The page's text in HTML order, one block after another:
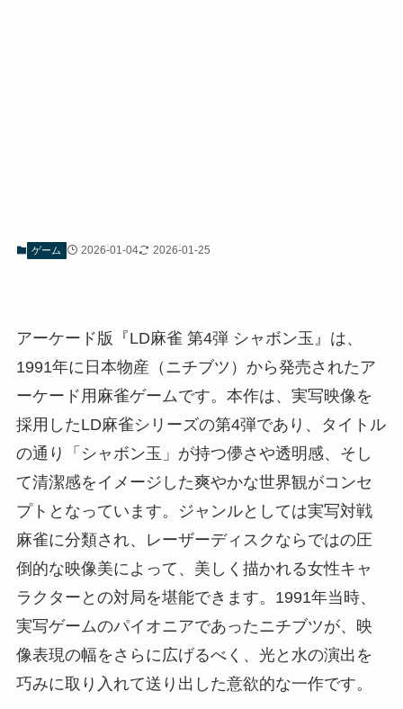
ゲーム 2026-01-04 2026-01-25
アーケード版『LD麻雀 第4弾 シャボン玉』は、
1991年に日本物産（ニチブツ）から発売されたア
ーケード用麻雀ゲームです。本作は、実写映像を
採用したLD麻雀シリーズの第4弾であり、タイトル
の通り「シャボン玉」が持つ儚さや透明感、そし
て清潔感をイメージした爽やかな世界観がコンセ
プトとなっています。ジャンルとしては実写対戦
麻雀に分類され、レーザーディスクならではの圧
倒的な映像美によって、美しく描かれる女性キャ
ラクターとの対局を堪能できます。1991年当時、
実写ゲームのパイオニアであったニチブツが、映
像表現の幅をさらに広げるべく、光と水の演出を
巧みに取り入れて送り出した意欲的な一作です。